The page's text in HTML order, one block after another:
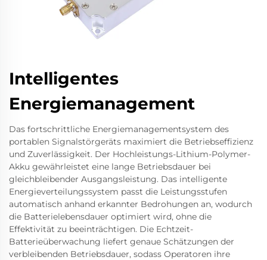
Intelligentes
Energiemanagement
Das fortschrittliche Energiemanagementsystem des
portablen Signalstörgeräts maximiert die Betriebseffizienz
und Zuverlässigkeit. Der Hochleistungs-Lithium-Polymer-
Akku gewährleistet eine lange Betriebsdauer bei
gleichbleibender Ausgangsleistung. Das intelligente
Energieverteilungssystem passt die Leistungsstufen
automatisch anhand erkannter Bedrohungen an, wodurch
die Batterielebensdauer optimiert wird, ohne die
Effektivität zu beeinträchtigen. Die Echtzeit-
Batterieüberwachung liefert genaue Schätzungen der
verbleibenden Betriebsdauer, sodass Operatoren ihre